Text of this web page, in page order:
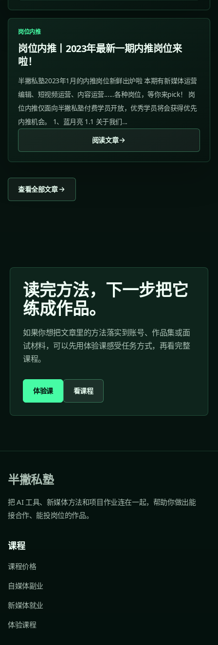
岗位内推
岗位内推丨2023年最新一期内推岗位来
啦！
半撇私塾2023年1月的内推岗位新鲜出炉啦 本期有新媒体运营
编辑、短视频运营、内容运营......各种岗位，等你来pick！ 岗
位内推仅面向半撇私塾付费学员开放，优秀学员将会获得优先
内推机会。 1、蓝月亮 1.1 关于我们...
阅读文章
查看全部文章
读完方法，下一步把它
练成作品。
如果你想把文章里的方法落实到账号、作品集或面
试材料，可以先用体验课感受任务方式，再看完整
课程。
体验课 看课程
半撇私塾
把 AI 工具、新媒体方法和项目作业连在一起，帮助你做出能
接合作、能投岗位的作品。
课程
课程价格
自媒体副业
新媒体就业
体验课程